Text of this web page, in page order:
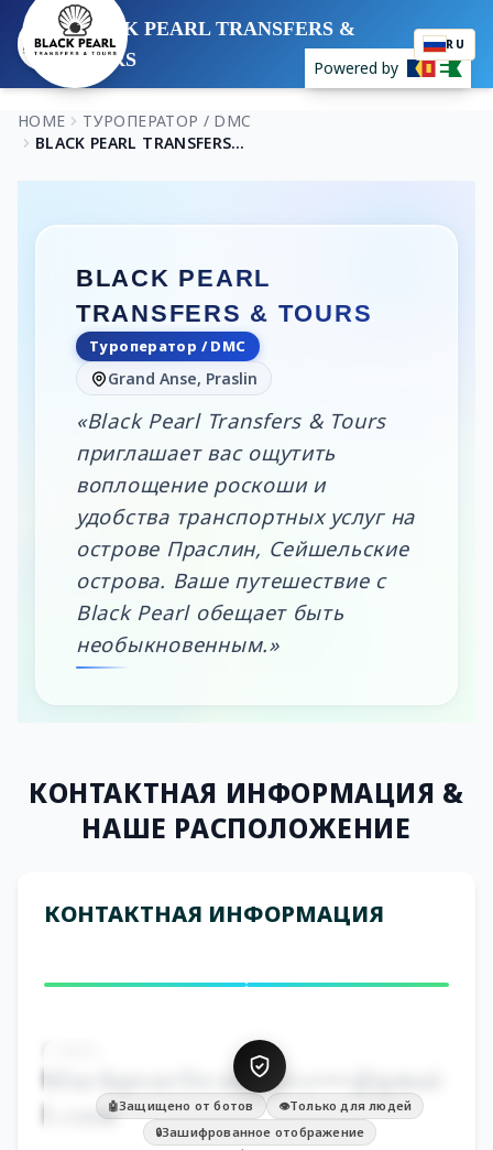
BLACK PEARL TRANSFERS &
TOURS
RU
Powered by
HOME
ТУРОПЕРАТОР / DMC
BLACK PEARL TRANSFERS & TOURS
BLACK PEARL
TRANSFERS & TOURS
Туроператор / DMC
Grand Anse, Praslin
«Black Pearl Transfers & Tours
приглашает вас ощутить
воплощение роскоши и
удобства транспортных услуг на
острове Праслин, Сейшельские
острова. Ваше путешествие с
Black Pearl обещает быть
необыкновенным.»
КОНТАКТНАЯ ИНФОРМАЦИЯ &
НАШЕ РАСПОЛОЖЕНИЕ
КОНТАКТНАЯ ИНФОРМАЦИЯ
🤖Защищено от ботов 👁️Только для людей
🔒Зашифрованное отображение
blackpearltransfers•••@gmai
l.com